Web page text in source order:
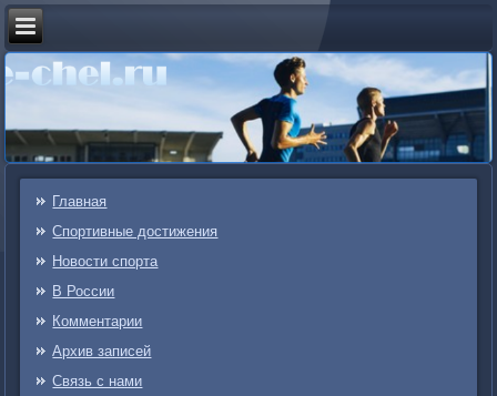
Главная
Спортивные достижения
Новости спорта
В России
Комментарии
Архив записей
Связь c нами